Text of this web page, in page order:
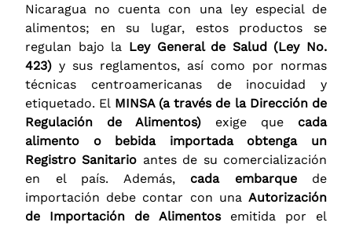
Nicaragua no cuenta con una ley especial de
alimentos; en su lugar, estos productos se
regulan bajo la Ley General de Salud (Ley No.
423) y sus reglamentos, así como por normas
técnicas centroamericanas de inocuidad y
etiquetado. El MINSA (a través de la Dirección de
Regulación de Alimentos) exige que cada
alimento o bebida importada obtenga un
Registro Sanitario antes de su comercialización
en el país. Además, cada embarquede
importación debe contar con una Autorización
de Importación de Alimentosemitida por el